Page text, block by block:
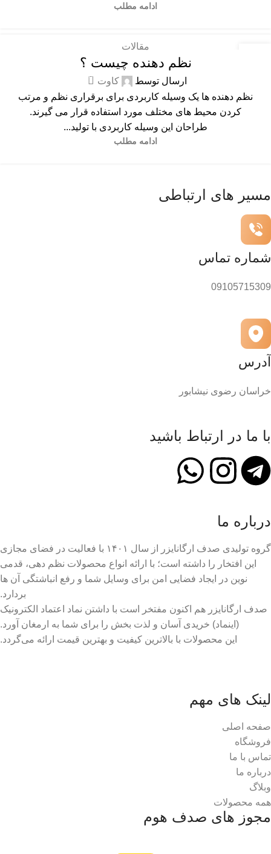
ادامه مطلب
مقالات
نظم دهنده چیست ؟
ارسال توسط کاوت 0
نظم دهنده ها یک وسیله کاربردی برای برقراری نظم و مرتب
کردن محیط های مختلف مورد استفاده قرار می گیرند.
طراحان این وسیله کاربردی با تولید...
ادامه مطلب
لینک های مهم
صفحه اصلی
فروشگاه
تماس با ما
درباره ما
وبلاگ
همه محصولات
مجوز های صدف هوم
درباره ما
گروه تولیدی صدف ارگانایزر از سال ۱۴۰۱ با فعالیت در فضای مجازی
این افتخار را داشته است؛ با ارائه انواع محصولات نظم دهی، قدمی
نوین در ایجاد فضایی امن برای وسایل شما و رفع انباشتگی آن ها
بردارد.
صدف ارگانایزر هم اکنون مفتخر است با داشتن نماد اعتماد الکترونیک
(اینماد) خریدی آسان و لذت بخش را برای شما به ارمغان آورد.
این محصولات با بالاترین کیفیت و بهترین قیمت ارائه می‌گردد.
مسیر های ارتباطی
شماره تماس
09105715309
آدرس
خراسان رضوی نیشابور
با ما در ارتباط باشید